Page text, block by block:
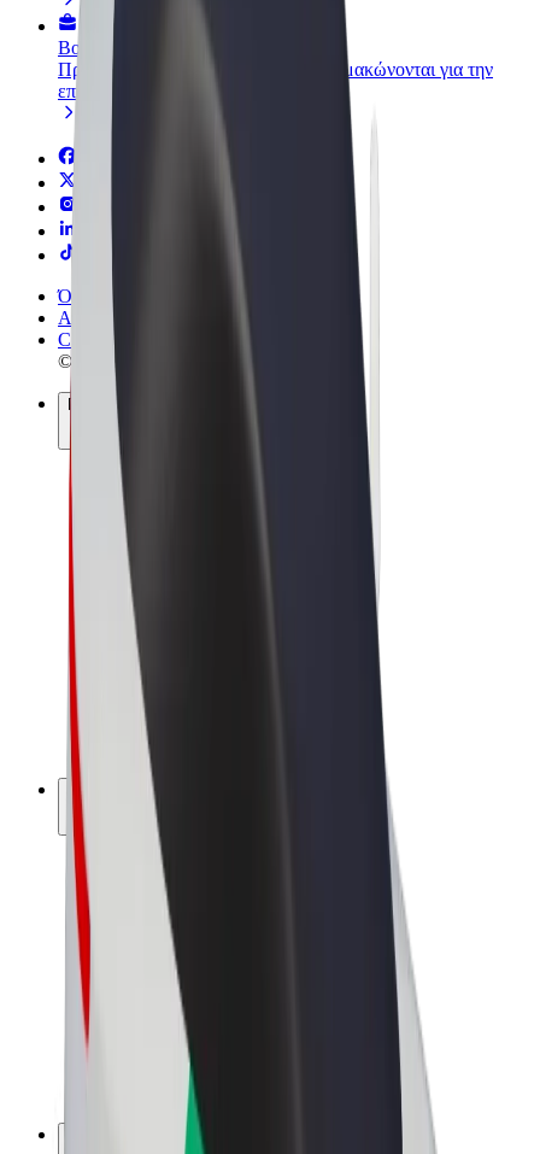
Bolt for Business
Προϊόντα και υπηρεσίες Bolt που κλιμακώνονται για την
επιχείρησή σας
Όροι & Προϋποθέσεις
Απόρρητο
Cookies
© 2026 Bolt Technology OÜ
Προϊόντα
Διαδρομές
Σκούτερς
Αγορά Bolt
Bolt Food
Bolt Drive
Bolt for Business
Ηλεκτρικά ποδήλατα
Bolt Plus
Κερδίστε με Bolt
Οδηγοί
Απολαβές οδηγών
Διανομείς
Απολαβές διανομέων
Bolt Εμπόρους Τροφίμων